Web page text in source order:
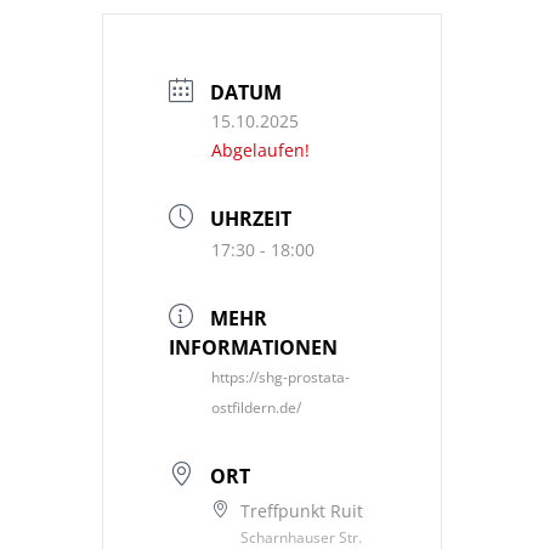
DATUM
15.10.2025
Abgelaufen!
UHRZEIT
17:30 - 18:00
MEHR
INFORMATIONEN
https://shg-prostata-
ostfildern.de/
ORT
Treffpunkt Ruit
Scharnhauser Str.